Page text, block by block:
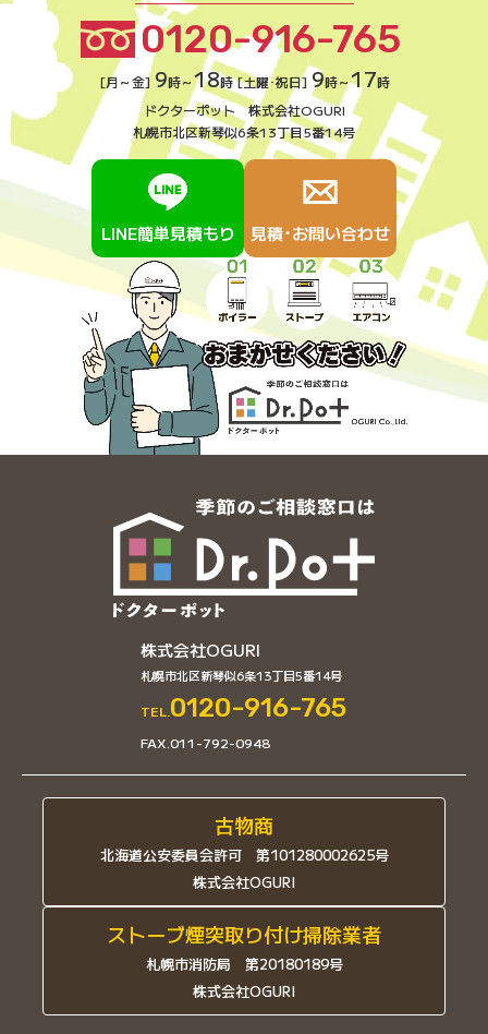
0120-916-765
[月～金] 9時～18時 [土曜･祝日] 9時～17時
ドクターポット 株式会社OGURI
札幌市北区新琴似6条13丁目5番14号
LINE簡単見積もり 見積･お問い合わせ
株式会社OGURI
札幌市北区新琴似6条13丁目5番14号
TEL.0120-916-765
FAX.011-792-0948
古物商
北海道公安委員会許可 第101280002625号
株式会社OGURI
ストーブ煙突取り付け掃除業者
札幌市消防局 第20180189号
株式会社OGURI